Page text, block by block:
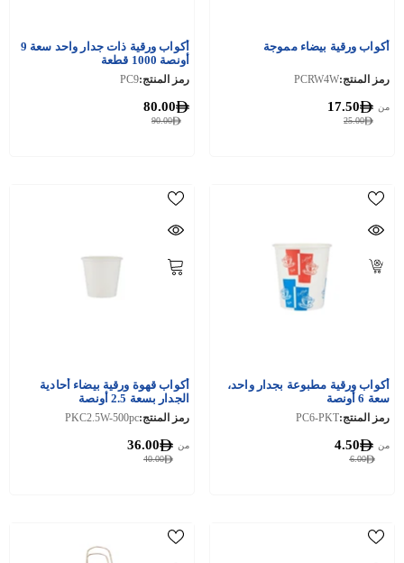
أكواب ورقية بيضاء مموجة
رمز المنتج:PCRW4W
25.00
من 17.50
أكواب ورقية ذات جدار واحد سعة 9
أونصة 1000 قطعة
رمز المنتج:PC9
90.00
80.00
أكواب ورقية مطبوعة بجدار واحد،
سعة 6 أونصة
رمز المنتج:PC6-PKT
6.00
من 4.50
أكواب قهوة ورقية بيضاء أحادية
الجدار بسعة 2.5 أونصة
رمز المنتج:PKC2.5W-500pc
40.00
من 36.00